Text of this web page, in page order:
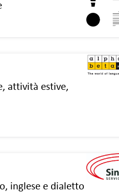
attività estive,
inglese e dialetto